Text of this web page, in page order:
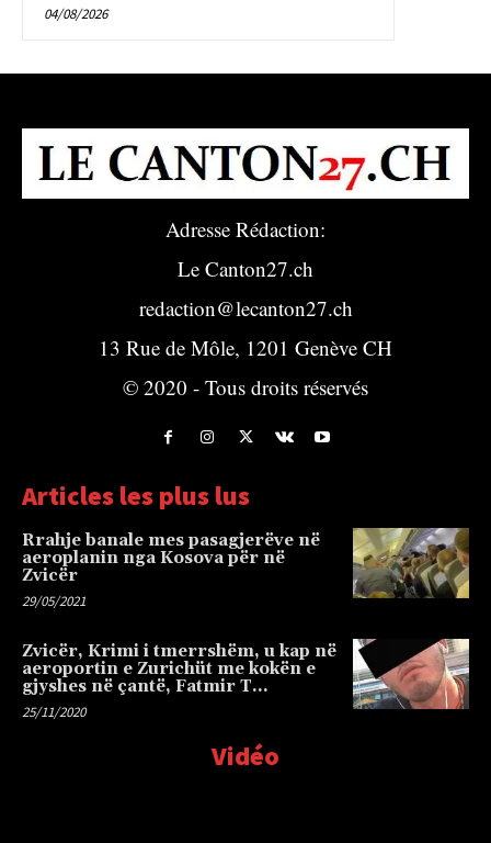
04/08/2026
Adresse Rédaction:
Le Canton27.ch
redaction@lecanton27.ch
13 Rue de Môle, 1201 Genève CH
© 2020 - Tous droits réservés
Articles les plus lus
Rrahje banale mes pasagjerëve në
aeroplanin nga Kosova për në
Zvicër
29/05/2021
Zvicër, Krimi i tmerrshëm, u kap në
aeroportin e Zurichüt me kokën e
gjyshes në çantë, Fatmir T…
25/11/2020
Vidéo